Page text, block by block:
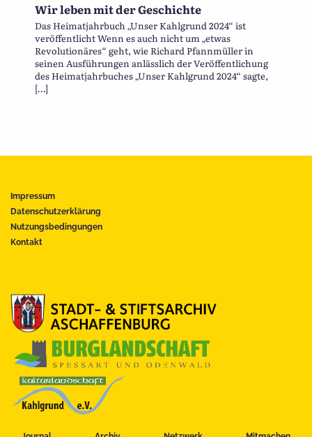
Wir leben mit der Geschichte
Das Heimatjahrbuch „Unser Kahlgrund 2024“ ist
veröffentlicht Wenn es auch nicht um „etwas
Revolutionäres“ geht, wie Richard Pfannmüller in
seinen Ausführungen anlässlich der Veröffentlichung
des Heimatjahrbuches „Unser Kahlgrund 2024“ sagte,
[…]
Impressum
Datenschutzerklärung
Nutzungsbedingungen
Kontakt